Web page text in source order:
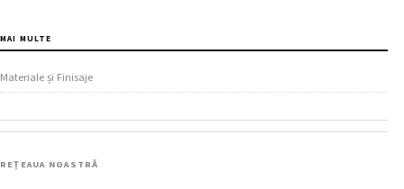
MAI MULTE
Materiale și Finisaje
REȚEAUA NOASTRĂ